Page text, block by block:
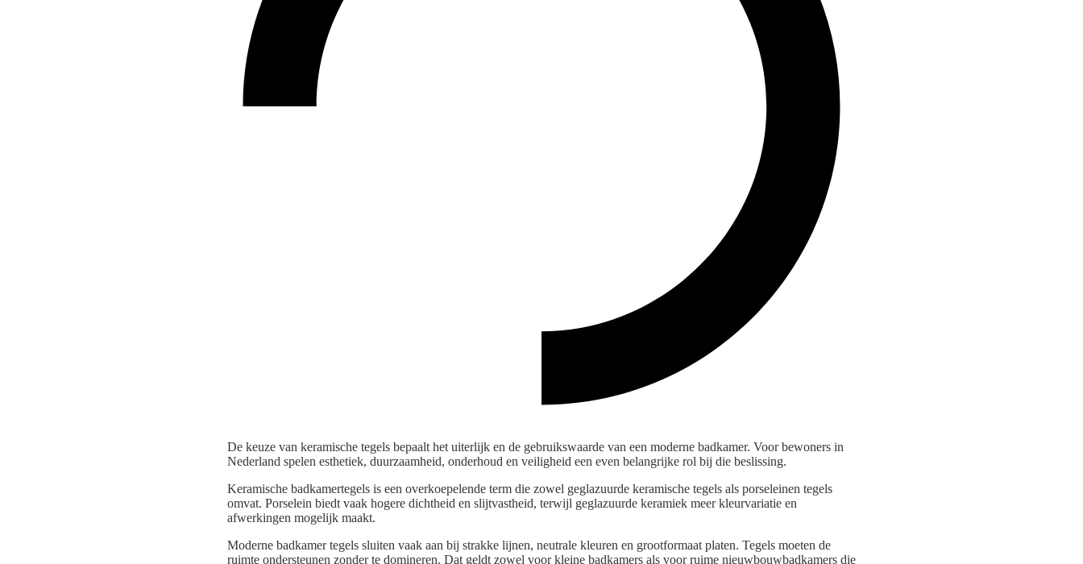
De keuze van keramische tegels bepaalt het uiterlijk en de gebruikswaarde van een moderne badkamer. Voor bewoners in
Nederland spelen esthetiek, duurzaamheid, onderhoud en veiligheid een even belangrijke rol bij die beslissing.
Keramische badkamertegels is een overkoepelende term die zowel geglazuurde keramische tegels als porseleinen tegels
omvat. Porselein biedt vaak hogere dichtheid en slijtvastheid, terwijl geglazuurde keramiek meer kleurvariatie en
afwerkingen mogelijk maakt.
Moderne badkamer tegels sluiten vaak aan bij strakke lijnen, neutrale kleuren en grootformaat platen. Tegels moeten de
ruimte ondersteunen zonder te domineren. Dat geldt zowel voor kleine badkamers als voor ruime nieuwbouwbadkamers die